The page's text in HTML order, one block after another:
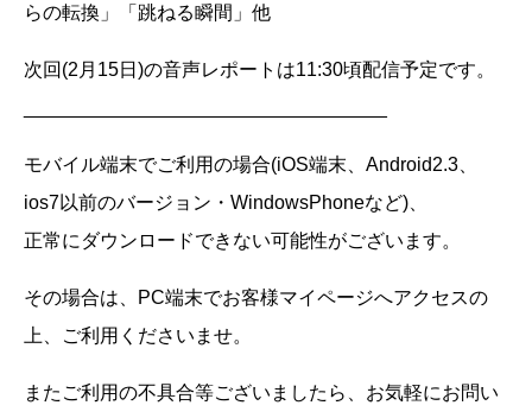
らの転換」「跳ねる瞬間」他
次回(2月15日)の音声レポートは11:30頃配信予定です。
モバイル端末でご利用の場合(iOS端末、Android2.3、
ios7以前のバージョン・WindowsPhoneなど)、
正常にダウンロードできない可能性がございます。
その場合は、PC端末でお客様マイページへアクセスの
上、ご利用くださいませ。
またご利用の不具合等ございましたら、お気軽にお問い